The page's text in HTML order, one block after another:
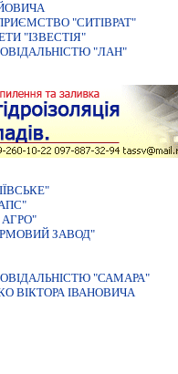
"СИТIВРАТ"
"IЗВЕСТIЯ"
"ЛАН"
ЗАВОД"
"САМАРА"
ВIКТОРА IВАНОВИЧА